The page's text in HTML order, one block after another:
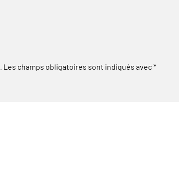
Les champs obligatoires sont indiqués avec*